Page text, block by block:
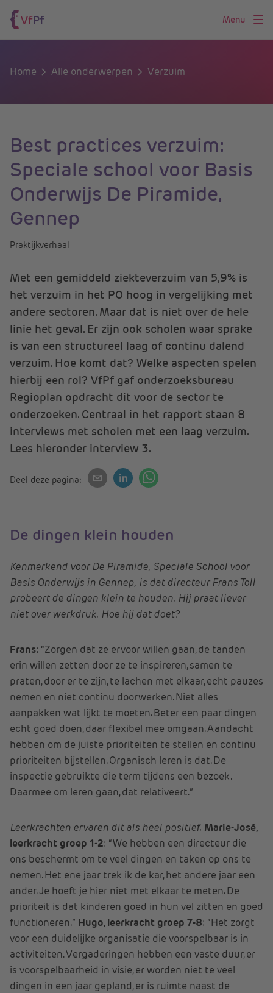
Menu
Home Alle onderwerpen Verzuim
Best practices verzuim:
Speciale school voor Basis
Onderwijs De Piramide,
Gennep
Praktijkverhaal
Met een gemiddeld ziekteverzuim van 5,9% is
het verzuim in het PO hoog in vergelijking met
andere sectoren. Maar dat is niet over de hele
linie het geval. Er zijn ook scholen waar sprake
is van een structureel laag of continu dalend
verzuim. Hoe komt dat? Welke aspecten spelen
hierbij een rol? VfPf gaf onderzoeksbureau
Regioplan opdracht dit voor de sector te
onderzoeken. Centraal in het rapport staan 8
interviews met scholen met een laag verzuim.
Lees hieronder interview 3.
Deel deze pagina:
De dingen klein houden
Kenmerkend voor De Piramide, Speciale School voor
Basis Onderwijs in Gennep, is dat directeur Frans Toll
probeert de dingen klein te houden. Hij praat liever
niet over werkdruk. Hoe hij dat doet?
Frans: “Zorgen dat ze ervoor willen gaan, de tanden
erin willen zetten door ze te inspireren, samen te
praten, door er te zijn, te lachen met elkaar, echt pauzes
nemen en niet continu doorwerken. Niet alles
aanpakken wat lijkt te moeten. Beter een paar dingen
echt goed doen, daar flexibel mee omgaan. Aandacht
hebben om de juiste prioriteiten te stellen en continu
prioriteiten bijstellen. Organisch leren is dat. De
inspectie gebruikte die term tijdens een bezoek.
Daarmee om leren gaan, dat relativeert.”
Leerkrachten ervaren dit als heel positief. Marie-José,
leerkracht groep 1-2: “We hebben een directeur die
ons beschermt om te veel dingen en taken op ons te
nemen. Het ene jaar trek ik de kar, het andere jaar een
ander. Je hoeft je hier niet met elkaar te meten. De
prioriteit is dat kinderen goed in hun vel zitten en goed
functioneren.” Hugo, leerkracht groep 7-8: “Het zorgt
voor een duidelijke organisatie die voorspelbaar is in
activiteiten. Vergaderingen hebben een vaste duur, er
is voorspelbaarheid in visie, er worden niet te veel
dingen in een jaar gepland, er is ruimte naast de